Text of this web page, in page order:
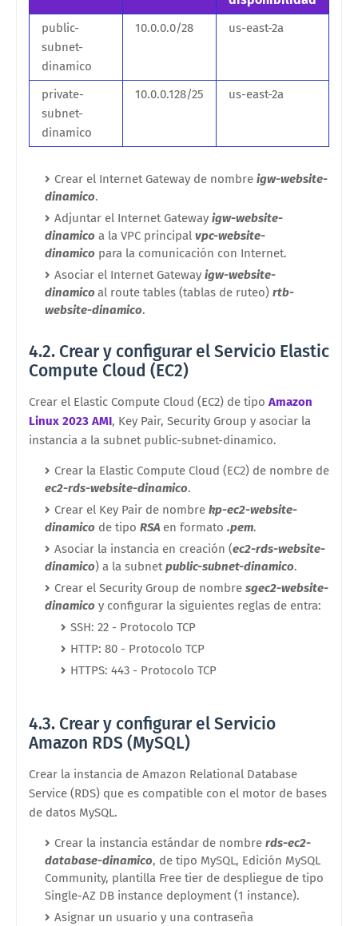
public-
subnet-
dinamico
10.0.0.0/28 us-east-2a
private-
subnet-
dinamico
10.0.0.128/25 us-east-2a
Crear el Internet Gateway de nombre igw-website-
dinamico.
Adjuntar el Internet Gateway igw-website-
dinamico a la VPC principal vpc-website-
dinamico para la comunicación con Internet.
Asociar el Internet Gateway igw-website-
dinamico al route tables (tablas de ruteo) rtb-
website-dinamico.
4.2. Crear y configurar el Servicio Elastic
Compute Cloud (EC2)
Crear el Elastic Compute Cloud (EC2) de tipo Amazon
Linux 2023 AMI, Key Pair, Security Group y asociar la
instancia a la subnet public-subnet-dinamico.
Crear la Elastic Compute Cloud (EC2) de nombre de
ec2-rds-website-dinamico.
Crear el Key Pair de nombre kp-ec2-website-
dinamico de tipo RSA en formato .pem.
Asociar la instancia en creación (ec2-rds-website-
dinamico) a la subnetpublic-subnet-dinamico.
Crear el Security Group de nombre sgec2-website-
dinamico y configurar la siguientes reglas de entra:
SSH: 22 - Protocolo TCP
HTTP: 80 - Protocolo TCP
HTTPS: 443 - Protocolo TCP
4.3. Crear y configurar el Servicio
Amazon RDS (MySQL)
Crear la instancia de Amazon Relational Database
Service (RDS) que es compatible con el motor de bases
de datos MySQL.
Crear la instancia estándar de nombre rds-ec2-
database-dinamico, de tipo MySQL, Edición MySQL
Community, plantilla Free tier de despliegue de tipo
Single-AZ DB instance deployment (1 instance).
Asignar un usuario y una contraseña